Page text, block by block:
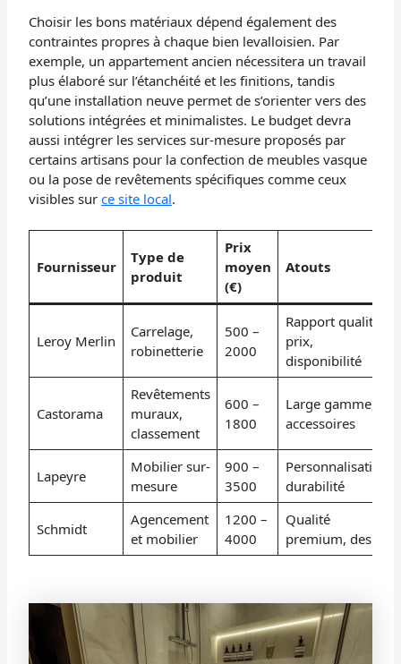
Choisir les bons matériaux dépend également des
contraintes propres à chaque bien levalloisien. Par
exemple, un appartement ancien nécessitera un travail
plus élaboré sur l’étanchéité et les finitions, tandis
qu’une installation neuve permet de s’orienter vers des
solutions intégrées et minimalistes. Le budget devra
aussi intégrer les services sur-mesure proposés par
certains artisans pour la confection de meubles vasque
ou la pose de revêtements spécifiques comme ceux
visibles surce site local.
Fournisseur
Type de
produit
Prix
moyen
(€)
Atouts
Leroy Merlin
Carrelage,
robinetterie
500 –
2000
Rapport qualité-
prix,
disponibilité
Castorama
Revêtements
muraux,
classement
600 –
1800
Large gamme,
accessoires
Lapeyre
Mobilier sur-
mesure
900 –
3500
Personnalisation,
durabilité
Schmidt
Agencement
et mobilier
1200 –
4000
Qualité
premium, design